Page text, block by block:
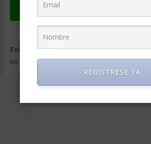
Este sitio usa Akismet para reducir el
se procesan los datos de tus
REGISTRESE YA